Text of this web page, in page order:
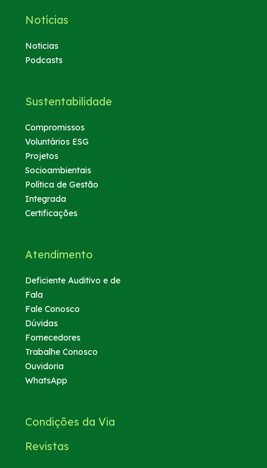
Notícias
Noticias
Podcasts
Sustentabilidade
Compromissos
Voluntários ESG
Projetos
Socioambientais
Política de Gestão
Integrada
Certificações
Atendimento
Deficiente Auditivo e de
Fala
Fale Conosco
Dúvidas
Fornecedores
Trabalhe Conosco
Ouvidoria
WhatsApp
Condições da Via
Revistas